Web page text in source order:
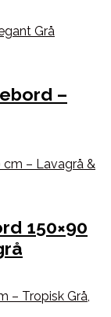
–
150×90